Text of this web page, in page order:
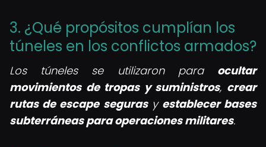
3. ¿Qué propósitos cumplían los
túneles en los conflictos armados?
Los túneles se utilizaron para ocultar
movimientos de tropas y suministros, crear
rutas de escape segurasy establecer bases
subterráneas para operaciones militares.